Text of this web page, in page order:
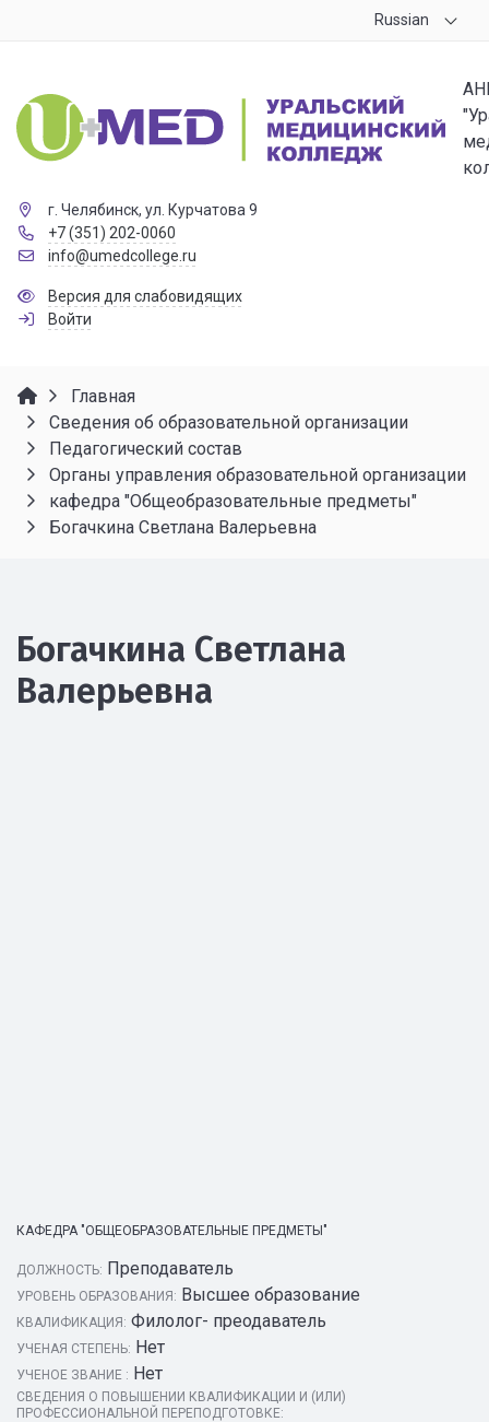
Russian
г. Челябинск, ул. Курчатова 9
+7 (351) 202-0060
info@umedcollege.ru
Версия для слабовидящих
Войти
Главная
Сведения об образовательной организации
Педагогический состав
Органы управления образовательной организации
кафедра "Общеобразовательные предметы"
Богачкина Светлана Валерьевна
Богачкина Светлана
Валерьевна
КАФЕДРА "ОБЩЕОБРАЗОВАТЕЛЬНЫЕ ПРЕДМЕТЫ"
ДОЛЖНОСТЬ: Преподаватель
УРОВЕНЬ ОБРАЗОВАНИЯ: Высшее образование
КВАЛИФИКАЦИЯ: Филолог- преодаватель
УЧЕНАЯ СТЕПЕНЬ: Нет
УЧЕНОЕ ЗВАНИЕ : Нет
СВЕДЕНИЯ О ПОВЫШЕНИИ КВАЛИФИКАЦИИ И (ИЛИ)
ПРОФЕССИОНАЛЬНОЙ ПЕРЕПОДГОТОВКЕ: